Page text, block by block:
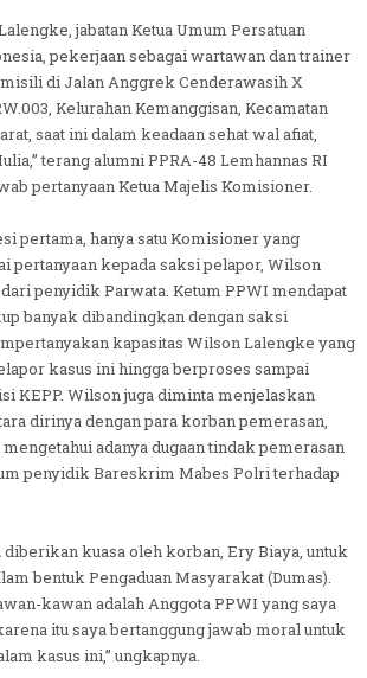
jabatan Ketua Umum Persatuan
pekerjaan sebagai wartawan dan trainer
di Jalan Anggrek Cenderawasih X
Kelurahan Kemanggisan, Kecamatan
saat ini dalam keadaan sehat wal afiat,
terang alumni PPRA-48 Lemhannas RI
pertanyaan Ketua Majelis Komisioner.
pertama, hanya satu Komisioner yang
pertanyaan kepada saksi pelapor, Wilson
penyidik Parwata. Ketum PPWI mendapat
banyak dibandingkan dengan saksi
kapasitas Wilson Lalengke yang
kasus ini hingga berproses sampai
KEPP. Wilson juga diminta menjelaskan
dirinya dengan para korban pemerasan,
adanya dugaan tindak pemerasan
penyidik Bareskrim Mabes Polri terhadap
diberikan kuasa oleh korban, Ery Biaya, untuk
bentuk Pengaduan Masyarakat (Dumas).
kawan adalah Anggota PPWI yang saya
itu saya bertanggung jawab moral untuk
kasus ini,” ungkapnya.